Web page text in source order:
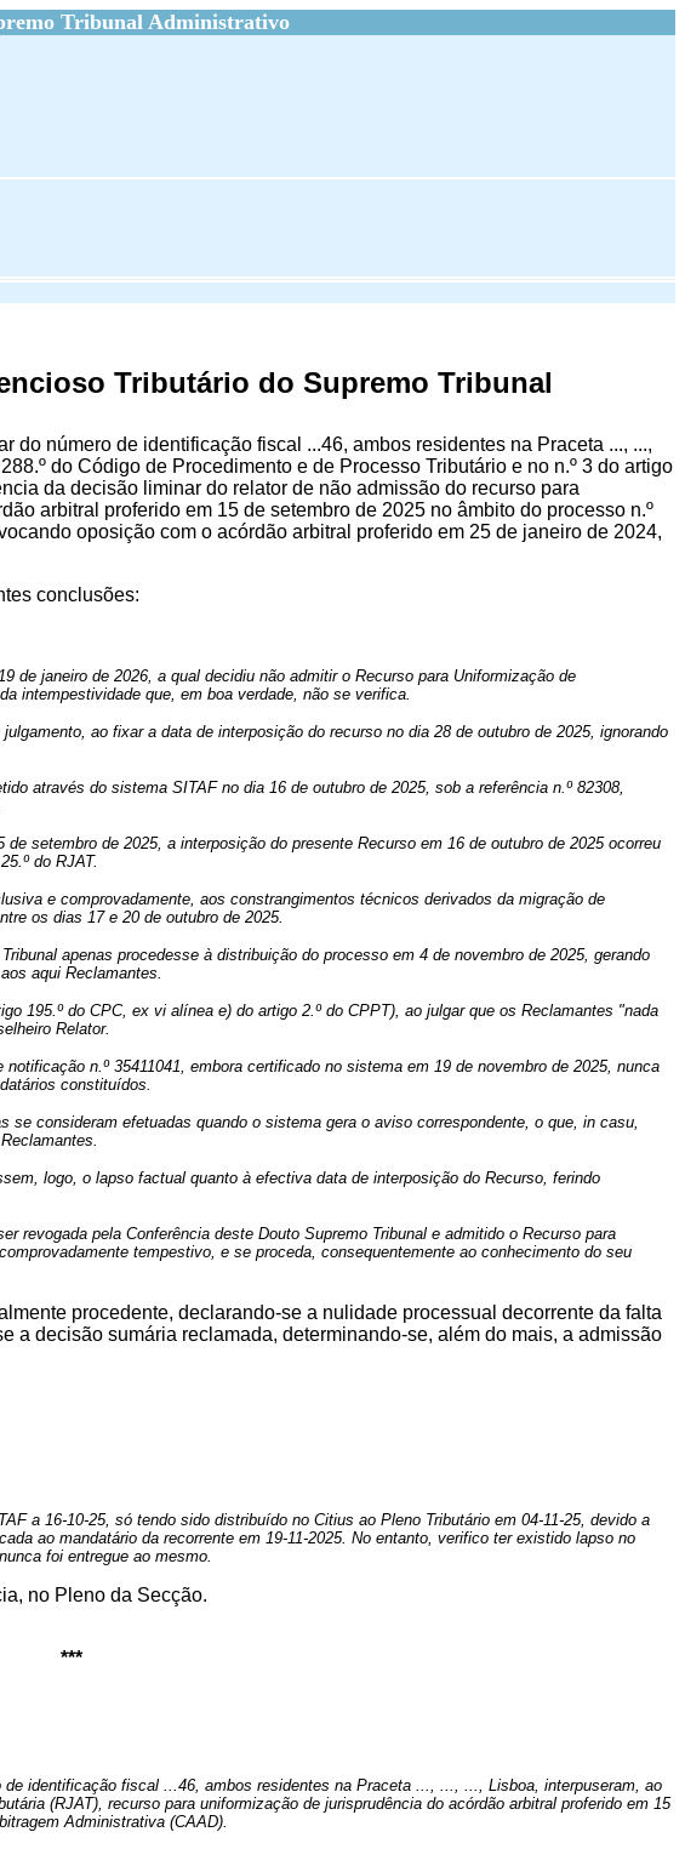
Tribunal Administrativo
Tributário do Supremo Tribunal
do número de identificação fiscal ...46, ambos residentes na Praceta ..., ...,
do Código de Procedimento e de Processo Tributário e no n.º 3 do artigo
da decisão liminar do relator de não admissão do recurso para
arbitral proferido em 15 de setembro de 2025 no âmbito do processo n.º
oposição com o acórdão arbitral proferido em 25 de janeiro de 2024,
conclusões:
de janeiro de 2026, a qual decidiu não admitir o Recurso para Uniformização de
intempestividade que, em boa verdade, não se verifica.
ao fixar a data de interposição do recurso no dia 28 de outubro de 2025, ignorando
através do sistema SITAF no dia 16 de outubro de 2025, sob a referência n.º 82308,
setembro de 2025, a interposição do presente Recurso em 16 de outubro de 2025 ocorreu
do RJAT.
e comprovadamente, aos constrangimentos técnicos derivados da migração de
os dias 17 e 20 de outubro de 2025.
apenas procedesse à distribuição do processo em 4 de novembro de 2025, gerando
aqui Reclamantes.
195.º do CPC, ex vi alínea e) do artigo 2.º do CPPT), ao julgar que os Reclamantes "nada
Relator.
n.º 35411041, embora certificado no sistema em 19 de novembro de 2025, nunca
constituídos.
consideram efetuadas quando o sistema gera o aviso correspondente, o que, in casu,
logo, o lapso factual quanto à efectiva data de interposição do Recurso, ferindo
revogada pela Conferência deste Douto Supremo Tribunal e admitido o Recurso para
tempestivo, e se proceda, consequentemente ao conhecimento do seu
procedente, declarando-se a nulidade processual decorrente da falta
a decisão sumária reclamada, determinando-se, além do mais, a admissão
a 16-10-25, só tendo sido distribuído no Citius ao Pleno Tributário em 04-11-25, devido a
ao mandatário da recorrente em 19-11-2025. No entanto, verifico ter existido lapso no
foi entregue ao mesmo.
no Pleno da Secção.
***
de identificação fiscal ...46, ambos residentes na Praceta ..., ..., ..., Lisboa, interpuseram, ao
(RJAT), recurso para uniformização de jurisprudência do acórdão arbitral proferido em 15
Administrativa (CAAD).